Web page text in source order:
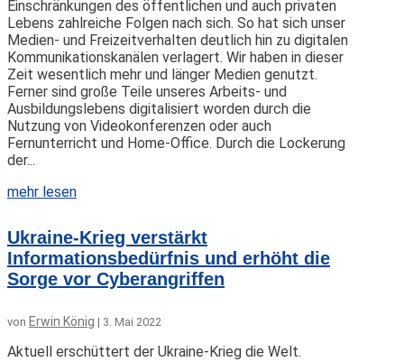
Einschränkungen des öffentlichen und auch privaten
Lebens zahlreiche Folgen nach sich. So hat sich unser
Medien- und Freizeitverhalten deutlich hin zu digitalen
Kommunikationskanälen verlagert. Wir haben in dieser
Zeit wesentlich mehr und länger Medien genutzt.
Ferner sind große Teile unseres Arbeits- und
Ausbildungslebens digitalisiert worden durch die
Nutzung von Videokonferenzen oder auch
Fernunterricht und Home-Office. Durch die Lockerung
der...
mehr lesen
Ukraine-Krieg verstärkt
Informationsbedürfnis und erhöht die
Sorge vor Cyberangriffen
von Erwin König | 3. Mai 2022
Aktuell erschüttert der Ukraine-Krieg die Welt.